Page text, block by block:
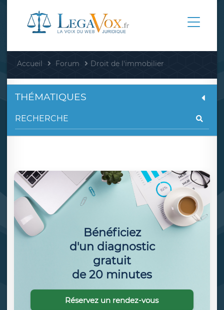
Accueil Forum Droit de l'immobilier
THÉMATIQUES
Bénéficiez
d'un diagnostic
gratuit
de 20 minutes
Réservez un rendez-vous